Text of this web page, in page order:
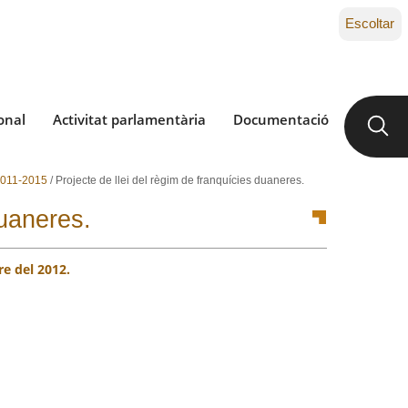
Activitat parlamentària Documentació
Escoltar
2015 / Projecte de llei del règim de franquícies duaneres.
del 2012.